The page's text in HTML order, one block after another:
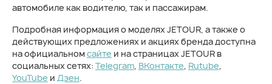
автомобиле как водителю, так и пассажирам.
Подробная информация о моделях JETOUR, а также о
действующих предложениях и акциях бренда доступна
на официальномсайте и на страницах JETOUR в
социальных сетях: Telegram, ВКонтакте, Rutube,
YouTube и Дзен.